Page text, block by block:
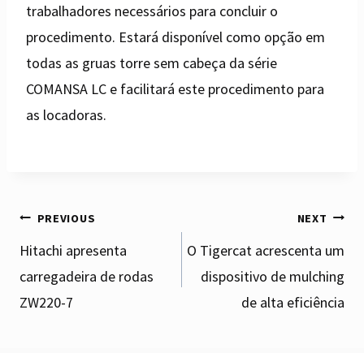
trabalhadores necessários para concluir o
procedimento. Estará disponível como opção em
todas as gruas torre sem cabeça da série
COMANSA LC e facilitará este procedimento para
as locadoras.
Post
navigation
PREVIOUS
Hitachi apresenta
carregadeira de rodas
ZW220-7
NEXT
O Tigercat acrescenta um
dispositivo de mulching
de alta eficiência